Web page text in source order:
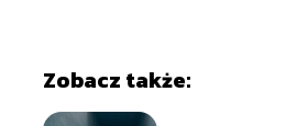
Zobacz także: